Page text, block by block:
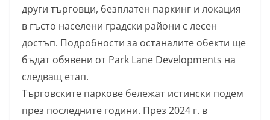
други търговци, безплатен паркинг и локация
в гъсто населени градски райони с лесен
достъп. Подробности за останалите обекти ще
бъдат обявени от Park Lane Developments на
следващ етап.
Търговските паркове бележат истински подем
през последните години. През 2024 г. в